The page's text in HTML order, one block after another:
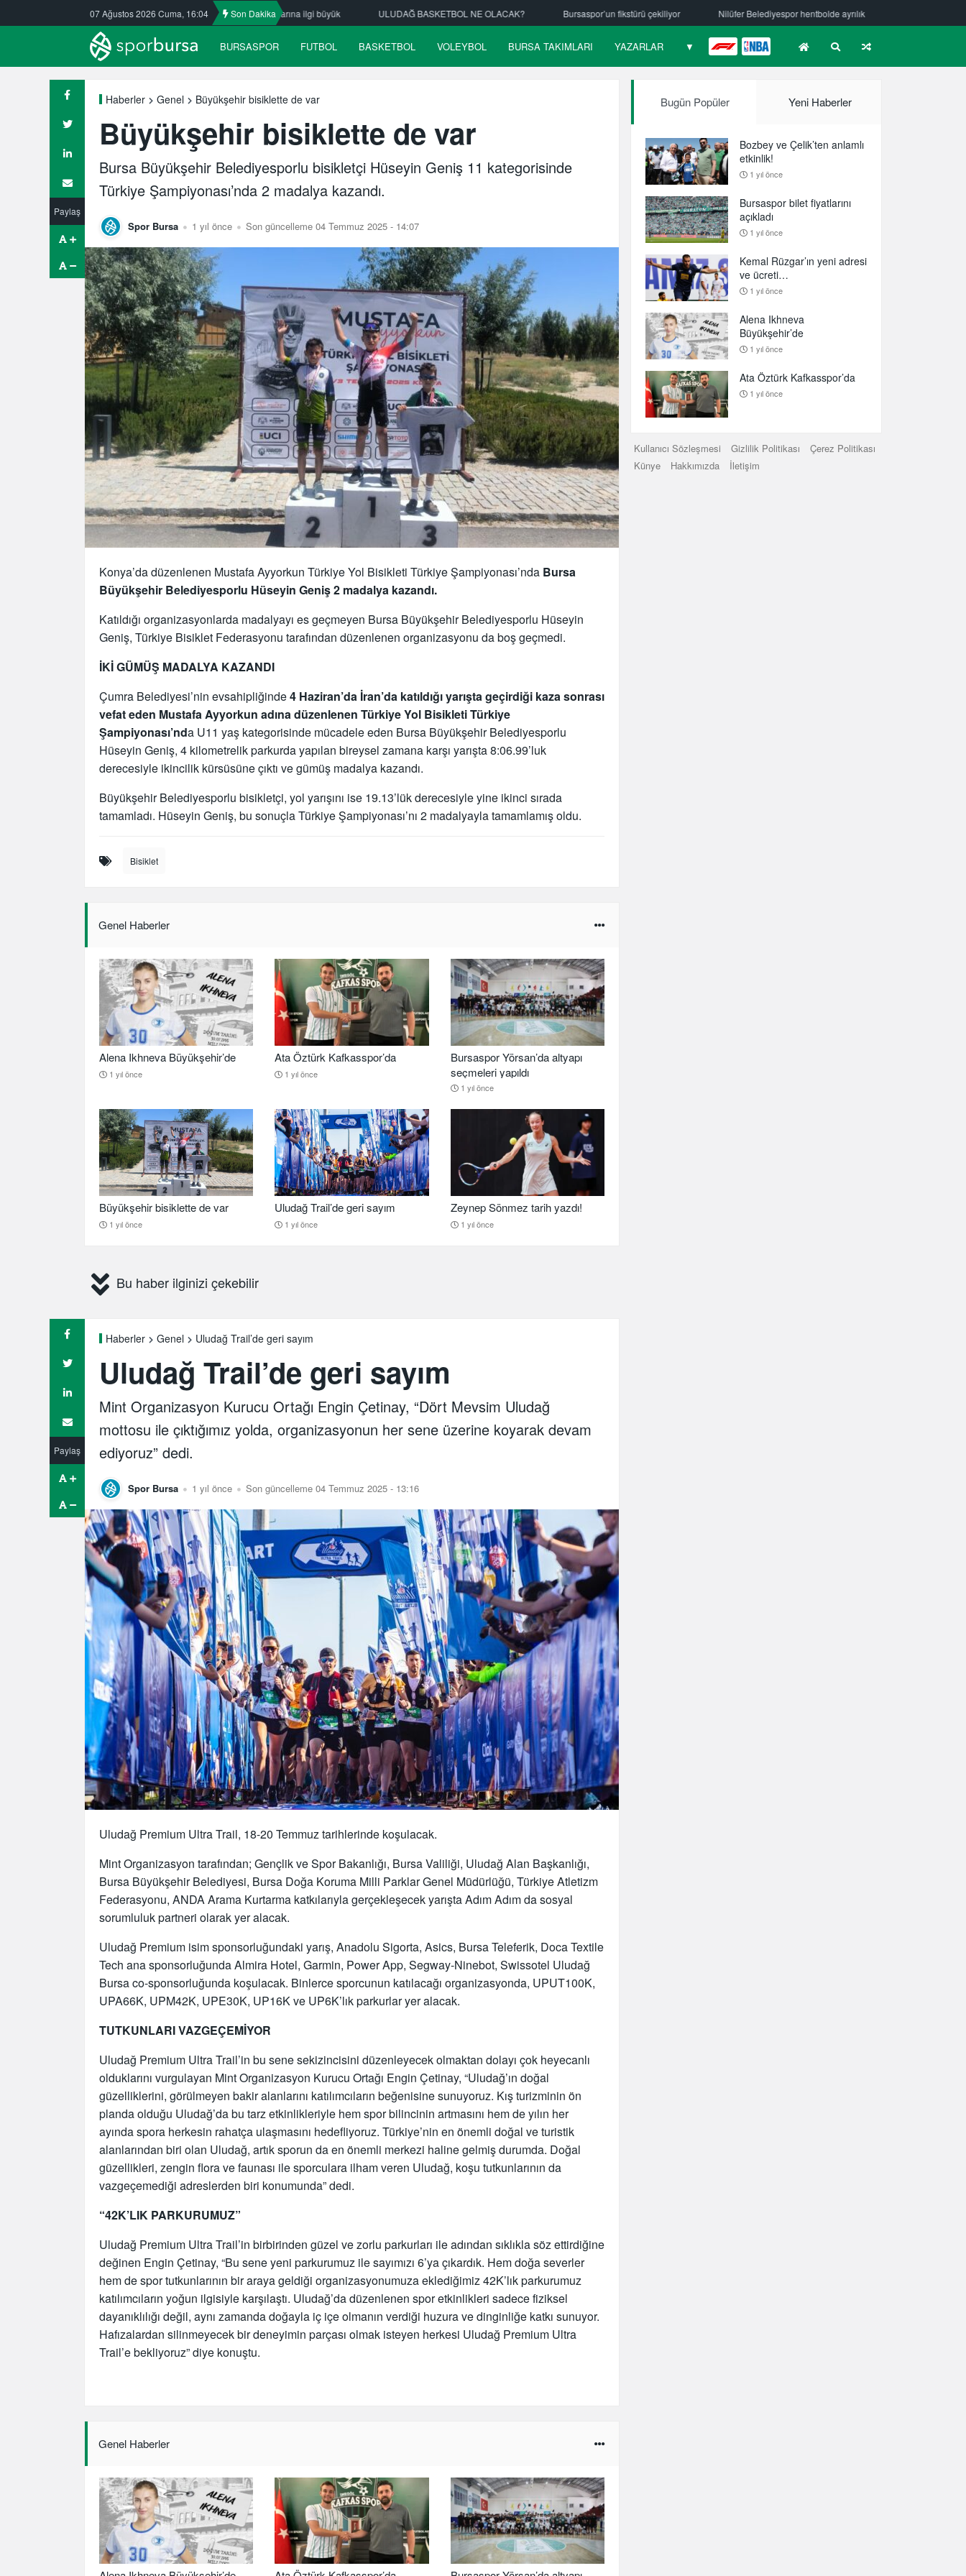
07 Ağustos 2026 Cuma, 16:04 Son Dakika
Nilüfer’de yaz okullarına ilgi büyük ULUDAĞ BASKETBOL NE OLACAK? Bursaspor’un fikstürü çekiliyor Nilüfer Belediyespor hentbolde ayrılık Mehmet Güzelsöz’den mesaj var!
BURSASPOR FUTBOL BASKETBOL VOLEYBOL BURSA TAKIMLARI YAZARLAR ▼ F1 NBA
Paylaş
Haberler Genel Büyükşehir bisiklette de var
Büyükşehir bisiklette de var
Bursa Büyükşehir Belediyesporlu bisikletçi Hüseyin Geniş 11 kategorisinde
Türkiye Şampiyonası’nda 2 madalya kazandı.
Spor Bursa 1 yıl önce Son güncelleme 04 Temmuz 2025 - 14:07
Konya’da düzenlenen Mustafa Ayyorkun Türkiye Yol Bisikleti Türkiye Şampiyonası’nda Bursa
Büyükşehir Belediyesporlu Hüseyin Geniş 2 madalya kazandı.
Katıldığı organizasyonlarda madalyayı es geçmeyen Bursa Büyükşehir Belediyesporlu Hüseyin
Geniş, Türkiye Bisiklet Federasyonu tarafından düzenlenen organizasyonu da boş geçmedi.
İKİ GÜMÜŞ MADALYA KAZANDI
Çumra Belediyesi’nin evsahipliğinde4 Haziran’da İran’da katıldığı yarışta geçirdiği kaza sonrası
vefat eden Mustafa Ayyorkun adına düzenlenen Türkiye Yol Bisikleti Türkiye
Şampiyonası’nda U11 yaş kategorisinde mücadele eden Bursa Büyükşehir Belediyesporlu
Hüseyin Geniş, 4 kilometrelik parkurda yapılan bireysel zamana karşı yarışta 8:06.99’luk
derecesiyle ikincilik kürsüsüne çıktı ve gümüş madalya kazandı.
Büyükşehir Belediyesporlu bisikletçi, yol yarışını ise 19.13’lük derecesiyle yine ikinci sırada
tamamladı. Hüseyin Geniş, bu sonuçla Türkiye Şampiyonası’nı 2 madalyayla tamamlamış oldu.
Bisiklet
Genel Haberler
Alena Ikhneva Büyükşehir’de
1 yıl önce
Ata Öztürk Kafkasspor’da
1 yıl önce
Bursaspor Yörsan’da altyapı
seçmeleri yapıldı
1 yıl önce
Büyükşehir bisiklette de var
1 yıl önce
Uludağ Trail’de geri sayım
1 yıl önce
Zeynep Sönmez tarih yazdı!
1 yıl önce
Bu haber ilginizi çekebilir
Paylaş
Haberler Genel Uludağ Trail’de geri sayım
Uludağ Trail’de geri sayım
Mint Organizasyon Kurucu Ortağı Engin Çetinay, “Dört Mevsim Uludağ
mottosu ile çıktığımız yolda, organizasyonun her sene üzerine koyarak devam
ediyoruz” dedi.
Spor Bursa 1 yıl önce Son güncelleme 04 Temmuz 2025 - 13:16
Uludağ Premium Ultra Trail, 18-20 Temmuz tarihlerinde koşulacak.
Mint Organizasyon tarafından; Gençlik ve Spor Bakanlığı, Bursa Valiliği, Uludağ Alan Başkanlığı,
Bursa Büyükşehir Belediyesi, Bursa Doğa Koruma Milli Parklar Genel Müdürlüğü, Türkiye Atletizm
Federasyonu, ANDA Arama Kurtarma katkılarıyla gerçekleşecek yarışta Adım Adım da sosyal
sorumluluk partneri olarak yer alacak.
Uludağ Premium isim sponsorluğundaki yarış, Anadolu Sigorta, Asics, Bursa Teleferik, Doca Textile
Tech ana sponsorluğunda Almira Hotel, Garmin, Power App, Segway-Ninebot, Swissotel Uludağ
Bursa co-sponsorluğunda koşulacak. Binlerce sporcunun katılacağı organizasyonda, UPUT100K,
UPA66K, UPM42K, UPE30K, UP16K ve UP6K’lık parkurlar yer alacak.
TUTKUNLARI VAZGEÇEMİYOR
Uludağ Premium Ultra Trail’in bu sene sekizincisini düzenleyecek olmaktan dolayı çok heyecanlı
olduklarını vurgulayan Mint Organizasyon Kurucu Ortağı Engin Çetinay, “Uludağ’ın doğal
güzelliklerini, görülmeyen bakir alanlarını katılımcıların beğenisine sunuyoruz. Kış turizminin ön
planda olduğu Uludağ’da bu tarz etkinlikleriyle hem spor bilincinin artmasını hem de yılın her
ayında spora herkesin rahatça ulaşmasını hedefliyoruz. Türkiye’nin en önemli doğal ve turistik
alanlarından biri olan Uludağ, artık sporun da en önemli merkezi haline gelmiş durumda. Doğal
güzellikleri, zengin flora ve faunası ile sporculara ilham veren Uludağ, koşu tutkunlarının da
vazgeçemediği adreslerden biri konumunda” dedi.
“42K’LIK PARKURUMUZ”
Uludağ Premium Ultra Trail’in birbirinden güzel ve zorlu parkurları ile adından sıklıkla söz ettirdiğine
değinen Engin Çetinay, “Bu sene yeni parkurumuz ile sayımızı 6’ya çıkardık. Hem doğa severler
hem de spor tutkunlarının bir araya geldiği organizasyonumuza eklediğimiz 42K’lık parkurumuz
katılımcıların yoğun ilgisiyle karşılaştı. Uludağ’da düzenlenen spor etkinlikleri sadece fiziksel
dayanıklılığı değil, aynı zamanda doğayla iç içe olmanın verdiği huzura ve dinginliğe katkı sunuyor.
Hafızalardan silinmeyecek bir deneyimin parçası olmak isteyen herkesi Uludağ Premium Ultra
Trail’e bekliyoruz” diye konuştu.
Genel Haberler
Bugün Popüler Yeni Haberler
Bozbey ve Çelik’ten anlamlı
etkinlik!
1 yıl önce
Bursaspor bilet fiyatlarını
açıkladı
1 yıl önce
Kemal Rüzgar’ın yeni adresi
ve ücreti…
1 yıl önce
Alena Ikhneva
Büyükşehir’de
1 yıl önce
Ata Öztürk Kafkasspor’da
1 yıl önce
Kullanıcı Sözleşmesi Gizlilik Politikası
Çerez Politikası
Künye
Hakkımızda İletişim